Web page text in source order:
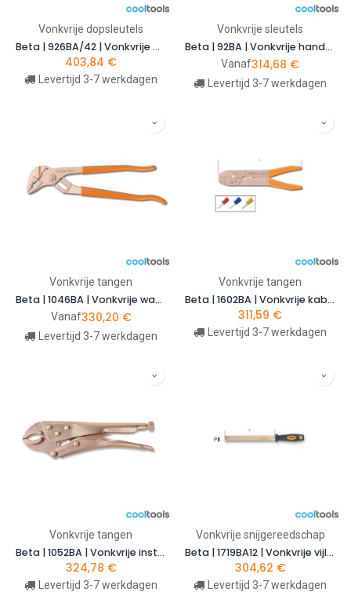
Vonkvrije dopsleutels
Beta | 926BA/42 | Vonkvrije wringstaaf met 3/4" verschuifbaar aandrijfvierkant | 009260876
403,84 €
Levertijd 3-7 werkdagen
Vonkvrije sleutels
Beta | 92BA | Vonkvrije handgreep voor opzetstukken 91BA, berylliumbrons
Vanaf314,68 €
Levertijd 3-7 werkdagen
Vonkvrije tangen
Beta | 1046BA | Vonkvrije waterpomptang met instelbaar scharnier
Vanaf330,20 €
Levertijd 3-7 werkdagen
Vonkvrije tangen
Beta | 1602BA | Vonkvrije kabelschoentang voor geisoleerde kabelschoenen, lichte uitvoering | 016020801
311,59 €
Levertijd 3-7 werkdagen
Vonkvrije tangen
Beta | 1052BA | Vonkvrije instelbare griptang, halfronde bekken | 010520824
324,78 €
Levertijd 3-7 werkdagen
Vonkvrije snijgereedschap
Beta | 1719BA12 | Vonkvrije vijl, 12" | 017190831
304,62 €
Levertijd 3-7 werkdagen